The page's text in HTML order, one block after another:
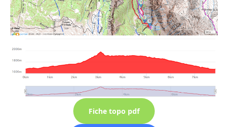
Fiche topo pdf